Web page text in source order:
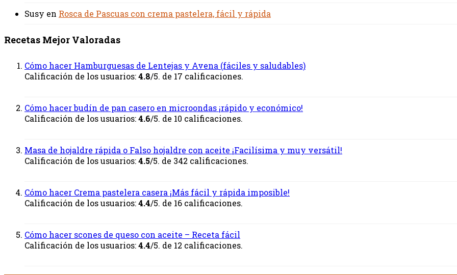
Susy en Rosca de Pascuas con crema pastelera, fácil y rápida
Recetas Mejor Valoradas
Cómo hacer Hamburguesas de Lentejas y Avena (fáciles y saludables)
Calificación de los usuarios:4.8/5. de 17 calificaciones.
Cómo hacer budín de pan casero en microondas ¡rápido y económico!
Calificación de los usuarios:4.6/5. de 10 calificaciones.
Masa de hojaldre rápida o Falso hojaldre con aceite ¡Facilísima y muy versátil!
Calificación de los usuarios:4.5/5. de 342 calificaciones.
Cómo hacer Crema pastelera casera ¡Más fácil y rápida imposible!
Calificación de los usuarios:4.4/5. de 16 calificaciones.
Cómo hacer scones de queso con aceite – Receta fácil
Calificación de los usuarios:4.4/5. de 12 calificaciones.